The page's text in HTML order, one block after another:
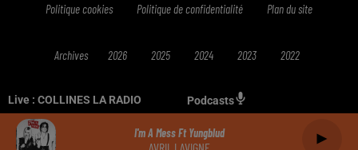
Live : COLLINES LA RADIO Podcasts
I'm A Mess Ft Yungblud
AVRIL LAVIGNE
Politique cookies Politique de confidentialité Plan du site
Archives 2026 2025 2024 2023 2022